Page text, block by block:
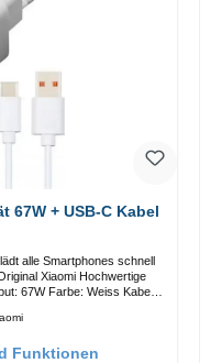
67W + USB-C Kabel
alle Smartphones schnell
Hochwertige
Funktionen